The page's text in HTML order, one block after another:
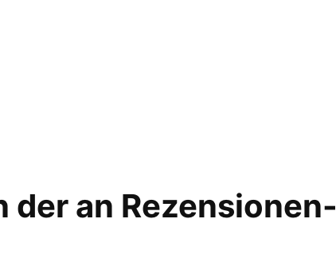
der an Rezensionen-